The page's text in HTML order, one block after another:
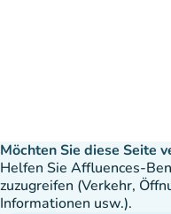
Möchten Sie diese Seite
Helfen Sie Affluences-
zuzugreifen (Verkehr,
Informationen usw.).